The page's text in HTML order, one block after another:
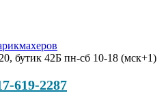
бутик 42Б пн-сб 10-18 (мск+1)
619-2287